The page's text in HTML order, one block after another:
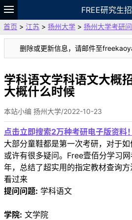
FREE研究生
题库
故事 专题 APP
VIP
资料
首页 > 江苏 > 扬州大学 > 扬州大学考研
删除或更新信息，请邮件至
学科语文学科语文大概
大概什么时候
本站小编 扬州大学/2022-10-23
点击立即搜索2万种考研电子版资料！
大部分童鞋都是第一次考研，对于如
或许有很多疑问。Free壹佰分学习
年，总结了超实用的指定教材查询
看过来
提问问题: 学科语文
学院: 文学院